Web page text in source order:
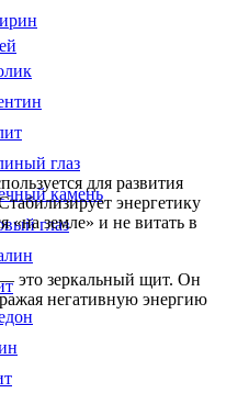
глаз
камень
глаз
для развития
энергетику
«на земле» и не витать в
— это зеркальный щит. Он
негативную энергию